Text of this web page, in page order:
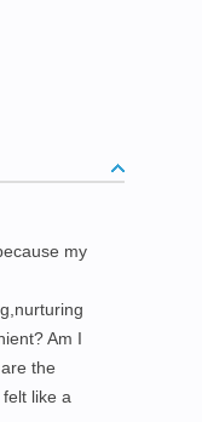
my
Am I
the
like a